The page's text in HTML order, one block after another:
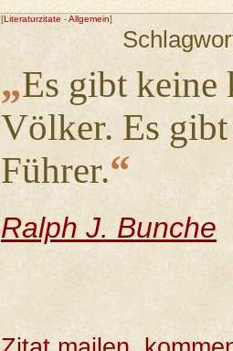
[Literaturzitate -Allgemein]
„Es gibt keine
Völker. Es
Führer.“
Ralph J. Bunche